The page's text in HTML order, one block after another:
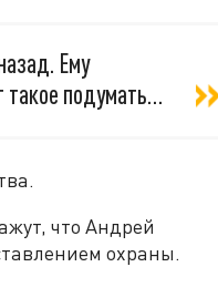
Ему
такое подумать…
что Андрей
охраны.